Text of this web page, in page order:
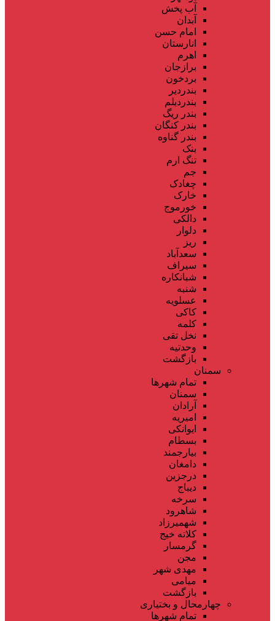
آب پخش
آبدان
امام حسن
انارستان
اهرم
برازجان
بردخون
بندردیر
بندردیلم
بندر ریگ
بندر کنگان
بندر گناوه
بنک
تنگ ارم
جم
چغادک
خارک
خورموج
دالکی
دلوار
ریز
سعدآباد
سیراف
شبانکاره
شنبه
عسلویه
کاکی
کلمه
نخل تقی
وحدتیه
بازگشت
سمنان
تمام شهر‌ها
سمنان
آرادان
امیریه
ایوانکی
بسطام
بیارجمند
دامغان
درجزین
دیباج
سرخه
شاهرود
شهمیرزاد
کلاته خیج
گرمسار
مجن
مهدی شهر
میامی
بازگشت
چهارمحال و بختیاری
تمام شهر‌ها